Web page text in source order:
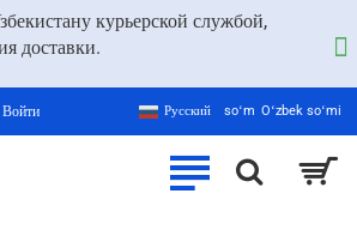
курьерской службой,
доставки.
Войти Русский soʻm Oʻzbek soʻmi